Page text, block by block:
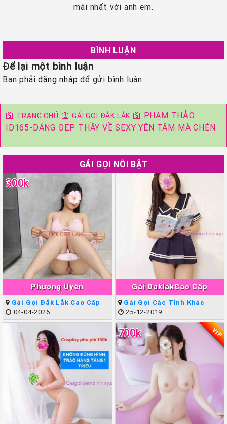
mái nhất với anh em.
BÌNH LUẬN
Để lại một bình luận
Bạn phảiđăng nhập để gửi bình luận.
🛐 TRANG CHỦ 🛐GÁI GỌI ĐẮK LẮK 🛐 PHẠM THẢO
ID165-DÁNG ĐẸP THẦY VỀ SEXY YÊN TÂM MÀ CHÉN
GÁI GỌI NỖI BẬT
Phương Uyên
300k
Gái Gọi Đắk Lắk Cao Cấp
04-04-2026
Gái DaklakCao Cấp
Gái Gọi Các Tỉnh Khác
25-12-2019
700k VIP